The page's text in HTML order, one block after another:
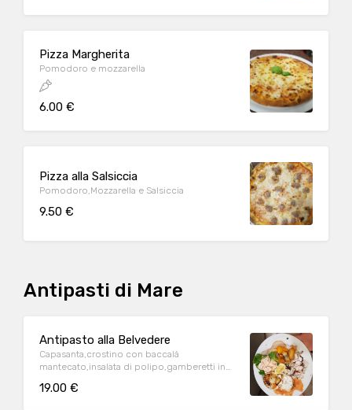
Pizza Margherita
Pomodoro e mozzarella
6.00 €
Pizza alla Salsiccia
Pomodoro,Mozzarella e Salsiccia
9.50 €
Antipasti di Mare
Antipasto alla Belvedere
Capasanta,crostino con baccalà
mantecato,insalata di polipo,gamberetti in
19.00 €